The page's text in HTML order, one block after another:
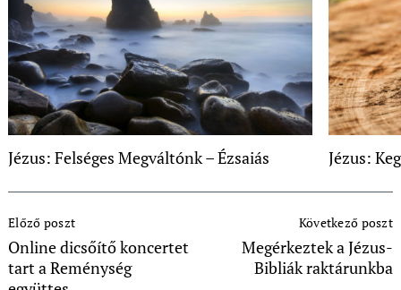
Jézus: Felséges Megváltónk – Ézsaiás Jézus:
Navigation
Előző poszt
Online dicsőítő koncertet
tart a Reménység
Következő poszt
Megérkeztek a Jézus-
Bibliák raktárunkba